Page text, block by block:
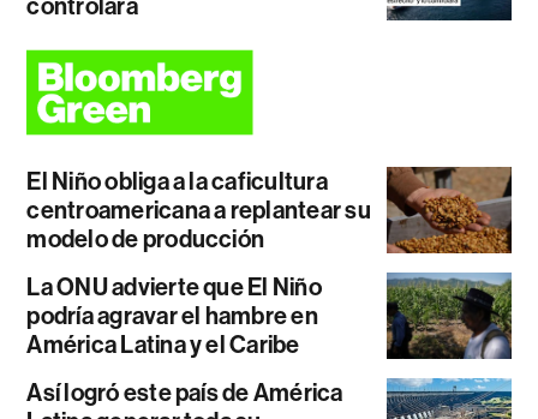
El Niño obliga a la caficultura
centroamericana a replantear su
modelo de producción
La ONU advierte que El Niño
podría agravar el hambre en
América Latina y el Caribe
Así logró este país de América